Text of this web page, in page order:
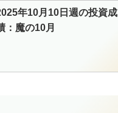
年10月10日週の投資成
：魔の10月